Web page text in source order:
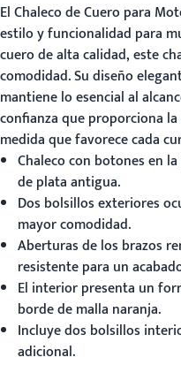
ElChaleco de Cuero para
estilo y funcionalidad para
cuero de alta calidad, este
comodidad. Su diseño
mantiene lo esencial al
confianza que proporciona
medida que favorece cada
Chaleco con botones en
de plata antigua.
Dos bolsillos exteriores
mayor comodidad.
Aberturas de los brazos
resistente para un
El interior presenta un
borde de malla naranja.
Incluye dos bolsillos
adicional.